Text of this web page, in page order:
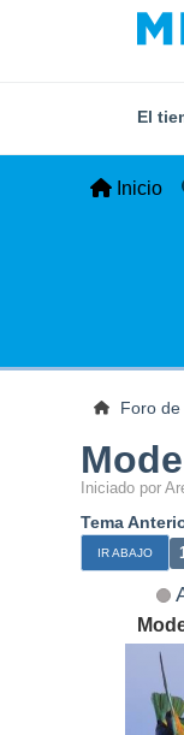
El
Inicio
Foro de
Iniciado por
Tema
IR ABAJO